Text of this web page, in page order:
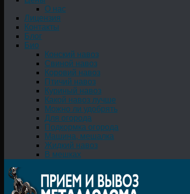
О нас
Лицензия
Контакты
Блог
Био
Конский навоз
Свиной навоз
Коровий навоз
Птичий навоз
Куриный навоз
Какой навоз лучше
Можно ли удобрять
Для огорода
Подкормка огорода
Машина, мешалка
Жидкий навоз
В мешках